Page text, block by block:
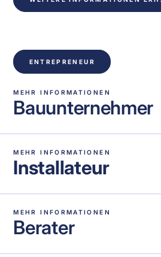
ENTREPRENEUR
MEHR INFORMATIONEN
Bauunternehmer
MEHR INFORMATIONEN
Installateur
MEHR INFORMATIONEN
Berater